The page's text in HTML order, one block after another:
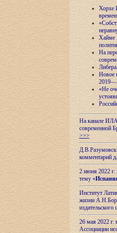
Хорхе
Хайме
На
Новое
«Не
На канале ИЛА
современной
>>>
комментарий
2 июня 2022 г.
тему «
Институт
жизни
26 мая 2022
Ассоциации